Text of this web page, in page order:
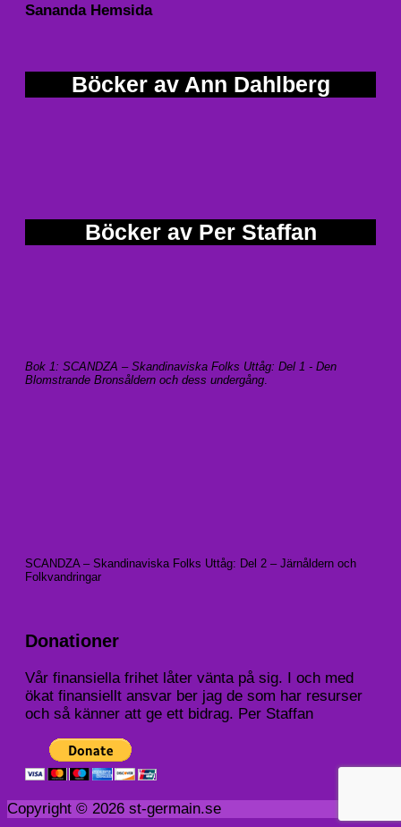
Sananda Hemsida
Böcker av Ann Dahlberg
Böcker av Per Staffan
Bok 1: SCANDZA – Skandinaviska Folks Uttåg: Del 1 - Den
Blomstrande Bronsåldern och dess undergång.
SCANDZA – Skandinaviska Folks Uttåg: Del 2 – Järnåldern och
Folkvandringar
Donationer
Vår finansiella frihet låter vänta på sig. I och med
ökat finansiellt ansvar ber jag de som har resurser
och så känner att ge ett bidrag. Per Staffan
Copyright © 2026 st-germain.se